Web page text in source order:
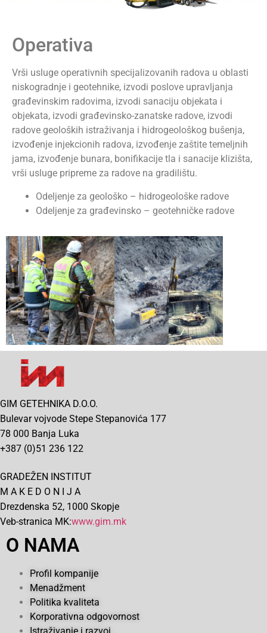
Operativa
Vrši usluge operativnih specijalizovanih radova u oblasti
niskogradnje i geotehnike, izvodi poslove upravljanja
građevinskim radovima, izvodi sanaciju objekata i
objekata, izvodi građevinsko-zanatske radove, izvodi
radove geoloških istraživanja i hidrogeološkog bušenja,
izvođenje injekcionih radova, izvođenje zaštite temeljnih
jama, izvođenje bunara, bonifikacije tla i sanacije klizišta,
vrši usluge pripreme za radove na gradilištu.
Odeljenje za geološko – hidrogeološke radove
Odeljenje za građevinsko – geotehničke radove
GIM GETEHNIKA D.O.O.
Bulevar vojvode Stepe Stepanovića 177
78 000 Banja Luka
+387 (0)51 236 122
GRADEŽEN INSTITUT
M A K E D O N I J A
Drezdenska 52, 1000 Skopje
Veb-stranica MK:www.gim.mk
O NAMA
Profil kompanije
Menadžment
Politika kvaliteta
Korporativna odgovornost